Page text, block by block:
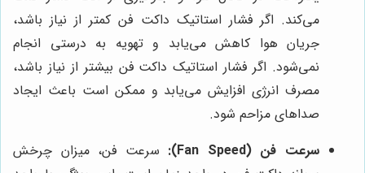
می‌کند. اگر فشار استاتیک داکت فن کمتر از نیاز باشد،
جریان هوا کاهش می‌یابد و تهویه به درستی انجام
نمی‌شود. اگر فشار استاتیک داکت فن بیشتر از نیاز باشد،
مصرف انرژی افزایش می‌یابد و ممکن است باعث ایجاد
صداهای مزاحم شود.
سرعت فن (Fan Speed):
سرعت فن، میزان چرخش